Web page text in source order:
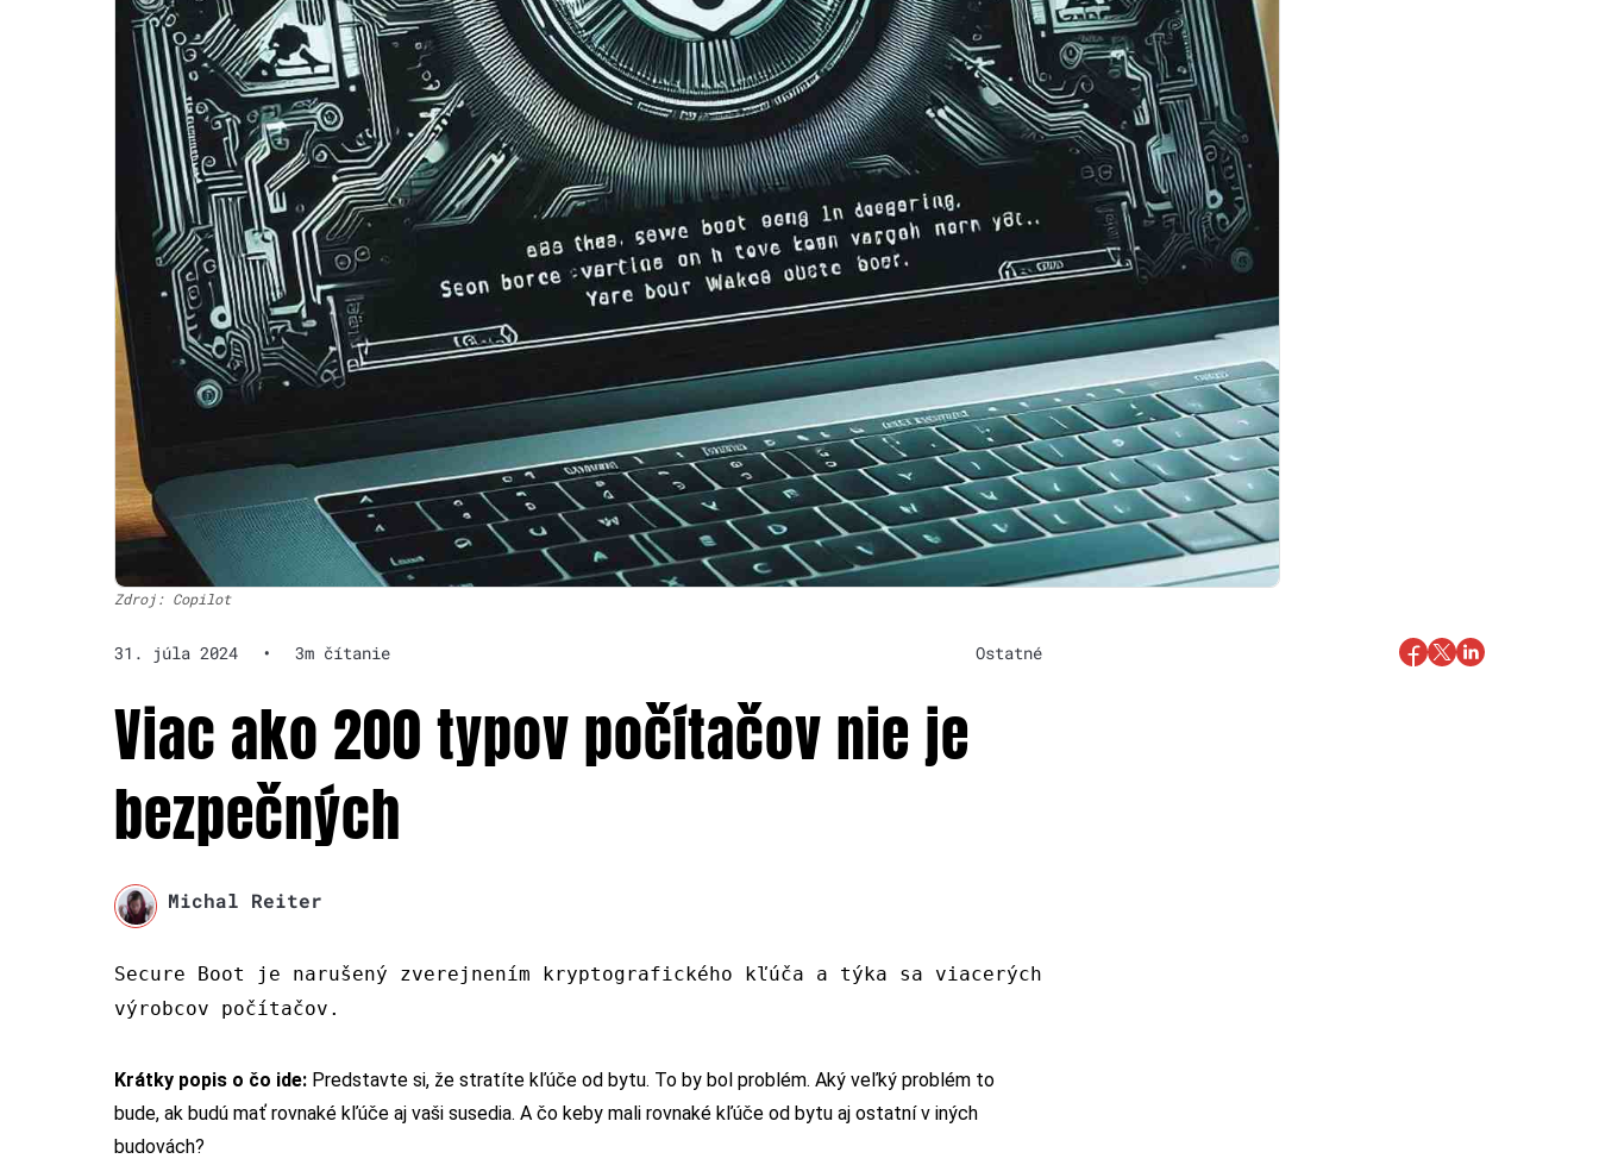
Zdroj: Copilot
31. júla 2024 • 3m čítanie Ostatné
Viac ako 200 typov počítačov nie je
bezpečných
Michal Reiter
Secure Boot je narušený zverejnením kryptografického kľúča a týka sa viacerých
výrobcov počítačov.
Krátky popis o čo ide: Predstavte si, že stratíte kľúče od bytu. To by bol problém. Aký veľký problém to
bude, ak budú mať rovnaké kľúče aj vaši susedia. A čo keby mali rovnaké kľúče od bytu aj ostatní v iných
budovách?